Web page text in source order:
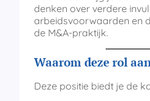
denken over verdere
arbeidsvoorwaarden en
de M&A-praktijk.
Waarom deze rol
Deze positie biedt je de